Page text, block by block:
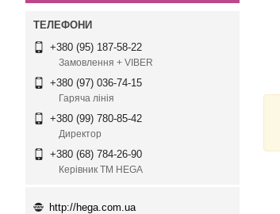
+380 (95) 187-58-22
Замовлення + VIBER
+380 (97) 036-74-15
Гаряча лінія
+380 (99) 780-85-42
Директор
+380 (68) 784-26-90
Керівник ТМ HEGA
http://hega.com.ua